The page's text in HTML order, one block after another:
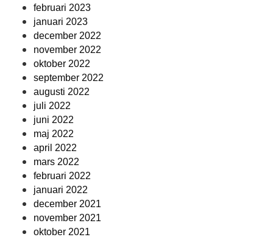
februari 2023
januari 2023
december 2022
november 2022
oktober 2022
september 2022
augusti 2022
juli 2022
juni 2022
maj 2022
april 2022
mars 2022
februari 2022
januari 2022
december 2021
november 2021
oktober 2021